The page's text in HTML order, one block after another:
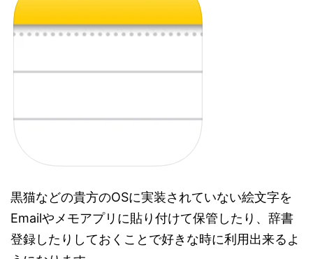
黒猫などの貴方のOSに実装されていない絵文字を
Emailやメモアプリに貼り付けて保管したり、辞書
登録したりしておくことで好きな時に利用出来るよ